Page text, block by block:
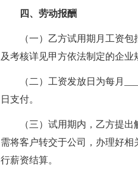
四、劳动报酬
（一）乙方试用期月工资
及考核详见甲方依法制定的企业
（二）工资发放日为每月
日支付。
（三）试用期内，乙方提
需将客户转交于公司，办理好
行薪资结算。